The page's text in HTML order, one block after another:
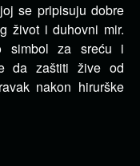
se pripisuju dobre
život i duhovni mir.
simbol za sreću i
da zaštiti žive od
nakon hirurške